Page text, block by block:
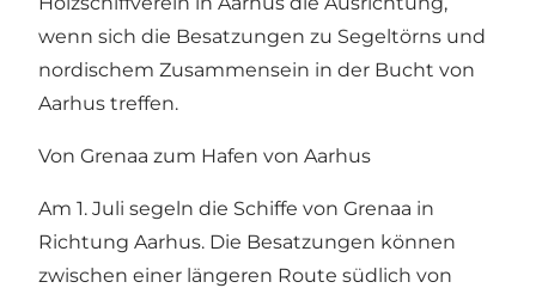
wenn sich die Besatzungen zu Segeltörns und
nordischem Zusammensein in der Bucht von
Aarhus treffen.
Von Grenaa zum Hafen von Aarhus
Am 1. Juli segeln die Schiffe von Grenaa in
Richtung Aarhus. Die Besatzungen können
zwischen einer längeren Route südlich von